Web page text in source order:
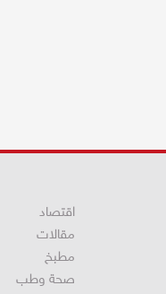
اقتصاد
مقالات
مطبخ
صحة وطب